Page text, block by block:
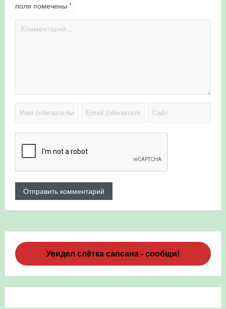
поля помечены *
Увидел слётка сапсана - сообщи!